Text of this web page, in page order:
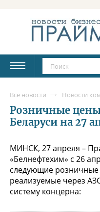
Все новости Новости
Розничные
Беларуси на 27
МИНСК, 27 апреля –
«Белнефтехим» с 26
следующие розничные
реализуемые через
систему концерна: